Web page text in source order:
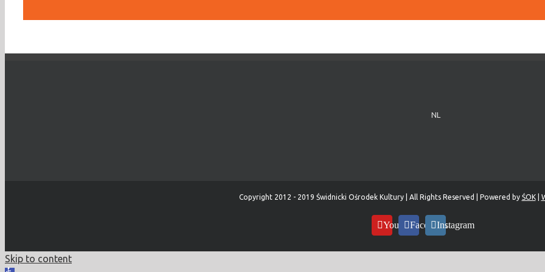
NL
Copyright 2012 - 2019 Świdnicki Ośrodek Kultury | All Rights Reserved | Powered by ŚOK|
YouTubeFacebookInstagram
Skip to content